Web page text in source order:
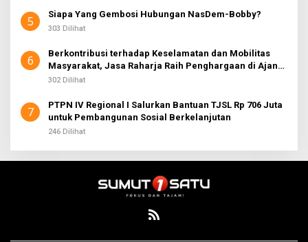
5 Siapa Yang Gembosi Hubungan NasDem-Bobby?
303 Dilihat
6
Berkontribusi terhadap Keselamatan dan Mobilitas
Masyarakat, Jasa Raharja Raih Penghargaan di Ajang
Transportasi Indonesia Awards 2026
302 Dilihat
7
PTPN IV Regional I Salurkan Bantuan TJSL Rp 706 Juta
untuk Pembangunan Sosial Berkelanjutan
246 Dilihat